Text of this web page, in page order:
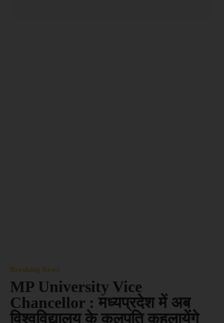
Breaking News
MP University Vice
Chancellor : मध्यप्रदेश में अब
विश्वविद्यालय के कुलपति कहलायेंगे